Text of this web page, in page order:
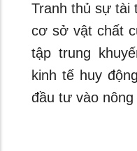
Tranh thủ sự tài
cơ sở vật chất
tập trung
kinh tế huy
đầu tư vào